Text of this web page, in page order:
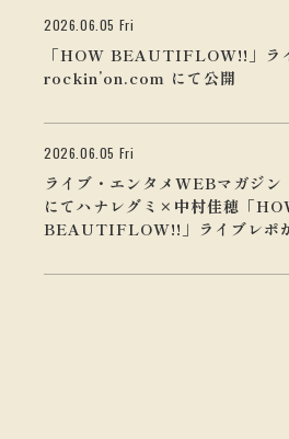
2026.06.05 Fri
「HOW BEAUTIFLOW!!」ラ
rockin’on.com にて公開
2026.06.05 Fri
ライブ・エンタメWEBマガジ
にてハナレグミ×中村佳穂「
BEAUTIFLOW!!」ライブレポ